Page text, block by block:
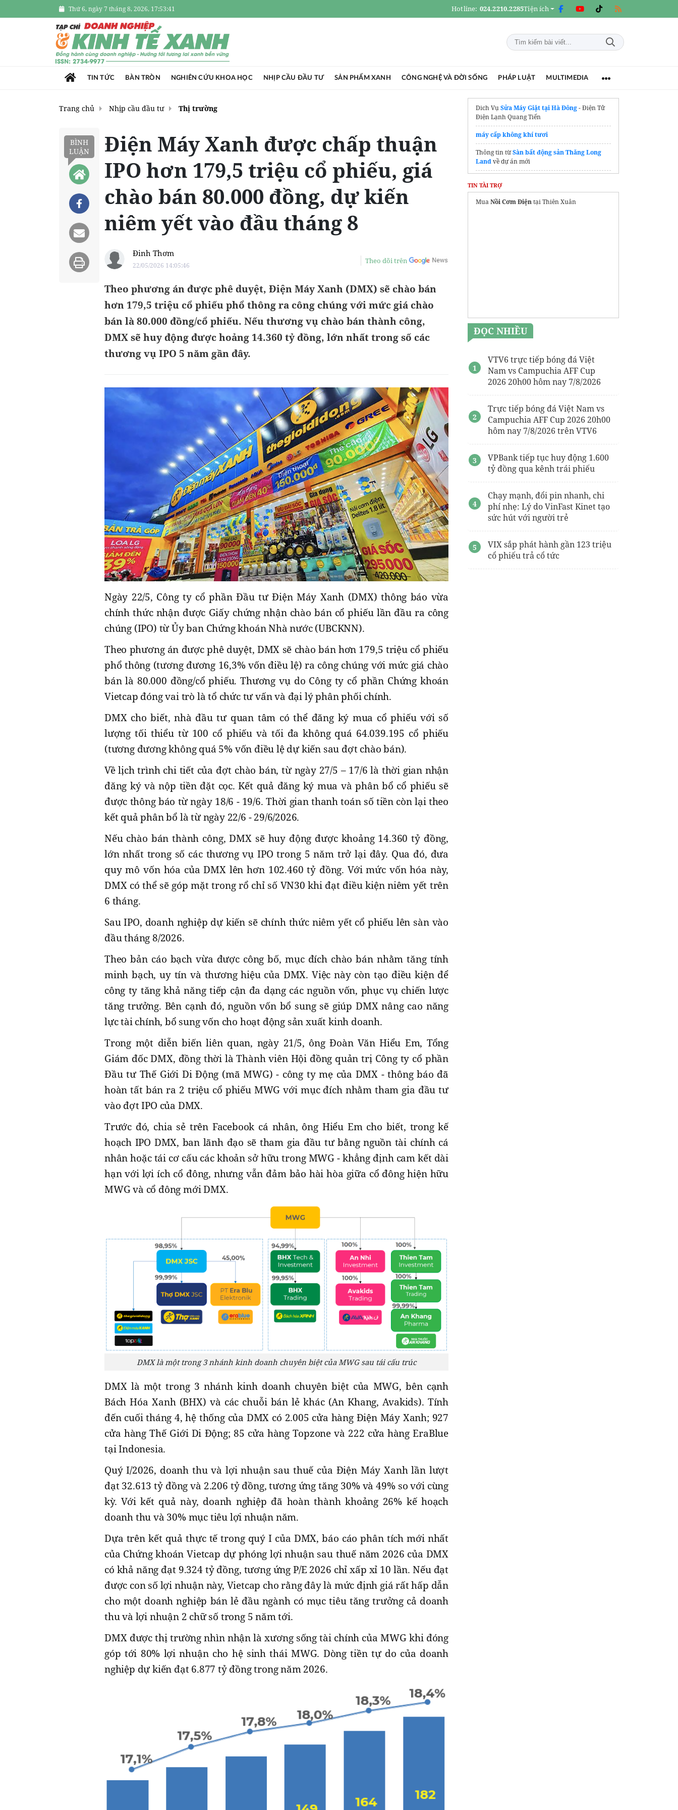
Thứ 6, ngày 7 tháng 8, 2026, 17:53:42 Hotline: 024.2210.2285Tiện ích
TIN TỨC BÀN TRÒN NGHIÊN CỨU KHOA HỌC NHỊP CẦU ĐẦU TƯ SẢN PHẨM XANH CÔNG NGHỆ VÀ ĐỜI SỐNG PHÁP LUẬT MULTIMEDIA
Trang chủ Nhịp cầu đầu tư Thị trường
BÌNH
LUẬN
Điện Máy Xanh được chấp thuận
IPO hơn 179,5 triệu cổ phiếu, giá
chào bán 80.000 đồng, dự kiến
niêm yết vào đầu tháng 8
Đinh Thơm
22/05/2026 14:05:46
Theo dõi trên
Theo phương án được phê duyệt, Điện Máy Xanh (DMX) sẽ chào bán
hơn 179,5 triệu cổ phiếu phổ thông ra công chúng với mức giá chào
bán là 80.000 đồng/cổ phiếu. Nếu thương vụ chào bán thành công,
DMX sẽ huy động được hoảng 14.360 tỷ đồng, lớn nhất trong số các
thương vụ IPO 5 năm gần đây.
Ngày 22/5, Công ty cổ phần Đầu tư Điện Máy Xanh (DMX) thông báo vừa
chính thức nhận được Giấy chứng nhận chào bán cổ phiếu lần đầu ra công
chúng (IPO) từ Ủy ban Chứng khoán Nhà nước (UBCKNN).
Theo phương án được phê duyệt, DMX sẽ chào bán hơn 179,5 triệu cổ phiếu
phổ thông (tương đương 16,3% vốn điều lệ) ra công chúng với mức giá chào
bán là 80.000 đồng/cổ phiếu. Thương vụ do Công ty cổ phần Chứng khoán
Vietcap đóng vai trò là tổ chức tư vấn và đại lý phân phối chính.
DMX cho biết, nhà đầu tư quan tâm có thể đăng ký mua cổ phiếu với số
lượng tối thiểu từ 100 cổ phiếu và tối đa không quá 64.039.195 cổ phiếu
(tương đương không quá 5% vốn điều lệ dự kiến sau đợt chào bán).
Về lịch trình chi tiết của đợt chào bán, từ ngày 27/5 – 17/6 là thời gian nhận
đăng ký và nộp tiền đặt cọc. Kết quả đăng ký mua và phân bổ cổ phiếu sẽ
được thông báo từ ngày 18/6 - 19/6. Thời gian thanh toán số tiền còn lại theo
kết quả phân bổ là từ ngày 22/6 - 29/6/2026.
Nếu chào bán thành công, DMX sẽ huy động được khoảng 14.360 tỷ đồng,
lớn nhất trong số các thương vụ IPO trong 5 năm trở lại đây. Qua đó, đưa
quy mô vốn hóa của DMX lên hơn 102.460 tỷ đồng. Với mức vốn hóa này,
DMX có thể sẽ góp mặt trong rổ chỉ số VN30 khi đạt điều kiện niêm yết trên
6 tháng.
Sau IPO, doanh nghiệp dự kiến sẽ chính thức niêm yết cổ phiếu lên sàn vào
đầu tháng 8/2026.
Theo bản cáo bạch vừa được công bố, mục đích chào bán nhằm tăng tính
minh bạch, uy tín và thương hiệu của DMX. Việc này còn tạo điều kiện để
công ty tăng khả năng tiếp cận đa dạng các nguồn vốn, phục vụ chiến lược
tăng trưởng. Bên cạnh đó, nguồn vốn bổ sung sẽ giúp DMX nâng cao năng
lực tài chính, bổ sung vốn cho hoạt động sản xuất kinh doanh.
Trong một diễn biến liên quan, ngày 21/5, ông Đoàn Văn Hiểu Em, Tổng
Giám đốc DMX, đồng thời là Thành viên Hội đồng quản trị Công ty cổ phần
Đầu tư Thế Giới Di Động (mã MWG) - công ty mẹ của DMX - thông báo đã
hoàn tất bán ra 2 triệu cổ phiếu MWG với mục đích nhằm tham gia đầu tư
vào đợt IPO của DMX.
Trước đó, chia sẻ trên Facebook cá nhân, ông Hiểu Em cho biết, trong kế
hoạch IPO DMX, ban lãnh đạo sẽ tham gia đầu tư bằng nguồn tài chính cá
nhân hoặc tái cơ cấu các khoản sở hữu trong MWG - khẳng định cam kết dài
hạn với lợi ích cổ đông, nhưng vẫn đảm bảo hài hòa giữa cổ đông hiện hữu
MWG và cổ đông mới DMX.
DMX là một trong 3 nhánh kinh doanh chuyên biệt của MWG sau tái cấu trúc
DMX là một trong 3 nhánh kinh doanh chuyên biệt của MWG, bên cạnh
Bách Hóa Xanh (BHX) và các chuỗi bán lẻ khác (An Khang, Avakids). Tính
đến cuối tháng 4, hệ thống của DMX có 2.005 cửa hàng Điện Máy Xanh; 927
cửa hàng Thế Giới Di Động; 85 cửa hàng Topzone và 222 cửa hàng EraBlue
tại Indonesia.
Quý I/2026, doanh thu và lợi nhuận sau thuế của Điện Máy Xanh lần lượt
đạt 32.613 tỷ đồng và 2.206 tỷ đồng, tương ứng tăng 30% và 49% so với cùng
kỳ. Với kết quả này, doanh nghiệp đã hoàn thành khoảng 26% kế hoạch
doanh thu và 30% mục tiêu lợi nhuận năm.
Dựa trên kết quả thực tế trong quý I của DMX, báo cáo phân tích mới nhất
của Chứng khoán Vietcap dự phóng lợi nhuận sau thuế năm 2026 của DMX
có khả năng đạt 9.324 tỷ đồng, tương ứng P/E 2026 chỉ xấp xỉ 10 lần. Nếu đạt
được con số lợi nhuận này, Vietcap cho rằng đây là mức định giá rất hấp dẫn
cho một doanh nghiệp bán lẻ đầu ngành có mục tiêu tăng trưởng cả doanh
thu và lợi nhuận 2 chữ số trong 5 năm tới.
DMX được thị trường nhìn nhận là xương sống tài chính của MWG khi đóng
góp tới 80% lợi nhuận cho hệ sinh thái MWG. Dòng tiền tự do của doanh
nghiệp dự kiến đạt 6.877 tỷ đồng trong năm 2026.
Dich VụSửa Máy Giặt tại Hà Đông- Điện Tử
Điện Lạnh Quang Tiến
máy cấp không khí tươi
Thông tin từSàn bất động sản Thăng Long
Landvề dự án mới
Máy cắt sắt
Thành phố điện máy
MuaQuạt hút xách tay 30
điều hòa panasonic 9000
TIN TÀI TRỢ
MuaNồi Cơm Điệntại Thiên Xuân
ĐỌC NHIỀU
VTV6 trực tiếp bóng đá Việt
Nam vs Campuchia AFF Cup
2026 20h00 hôm nay 7/8/2026
Trực tiếp bóng đá Việt Nam vs
Campuchia AFF Cup 2026 20h00
hôm nay 7/8/2026 trên VTV6
VPBank tiếp tục huy động 1.600
tỷ đồng qua kênh trái phiếu
Chạy mạnh, đổi pin nhanh, chi
phí nhẹ: Lý do VinFast Kinet tạo
sức hút với người trẻ
VIX sắp phát hành gần 123 triệu
cổ phiếu trả cổ tức